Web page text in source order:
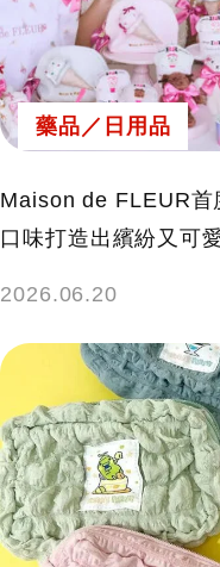
藥品／日用品
Maison de FLEUR首
口味打造出繽紛又可
2026.06.20